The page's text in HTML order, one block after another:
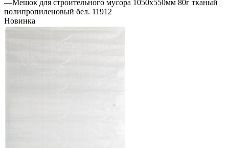
—Мешок для строительного мусора 1050х550мм 80г тканый
полипропиленовый бел. 11912
Новинка